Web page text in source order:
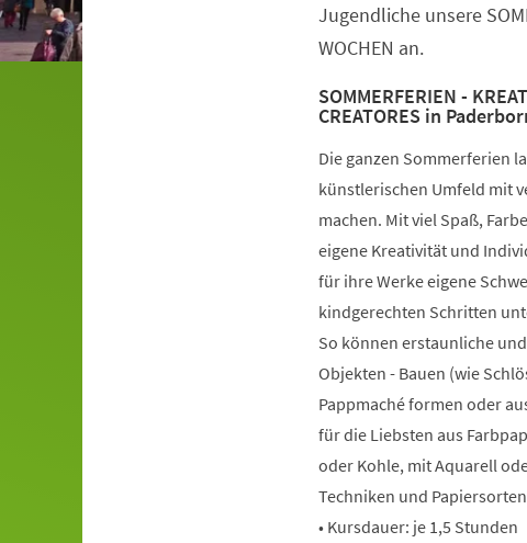
Jugendliche unsere
WOCHEN an.
SOMMERFERIEN -
CREATORES in
Die ganzen Sommerferien
künstlerischen Umfeld mit
machen. Mit viel Spaß,
eigene Kreativität und
für ihre Werke eigene
kindgerechten Schritten
So können erstaunliche
Objekten - Bauen (wie
Pappmaché formen oder
für die Liebsten aus
oder Kohle, mit Aquarell
Techniken und
• Kursdauer: je 1,5 Stunden